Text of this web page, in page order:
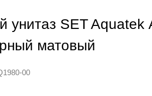
унитаз SET
матовый
00